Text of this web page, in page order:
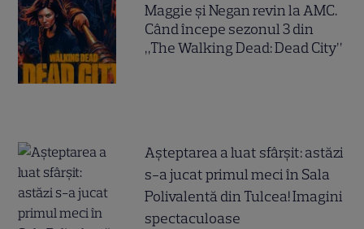
Maggie și Negan revin la AMC.
Când începe sezonul 3 din
„The Walking Dead: Dead City”
Așteptarea a luat sfârșit: astăzi
s-a jucat primul meci în Sala
Polivalentă din Tulcea! Imagini
spectaculoase